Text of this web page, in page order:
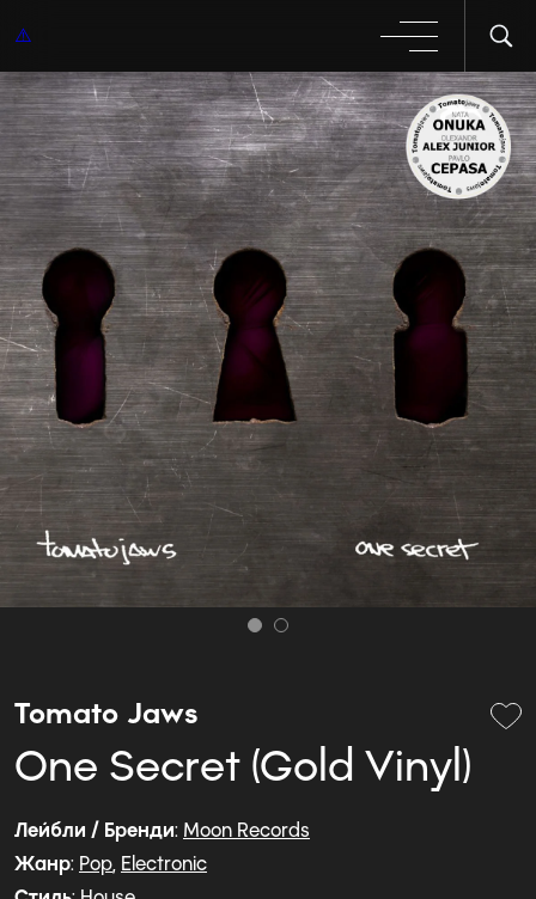
Tomato Jaws
One Secret (Gold Vinyl)
Лейбли / Бренди: Moon Records
Жанр: Pop, Electronic